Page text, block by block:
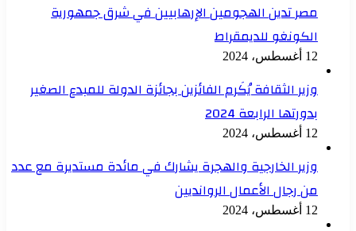
مصر تدين الهجومين الإرهابيين في شرق جمهورية
الكونغو للديمقراط
12 أغسطس، 2024
وزير الثقافة يُكَرم الفائزين بجائزة الدولة للمبدع الصغير
بدورتها الرابعة 2024
12 أغسطس، 2024
وزير الخارجية والهجرة يشارك في مائدة مستديرة مع عدد
من رجال الأعمال الروانديين
12 أغسطس، 2024